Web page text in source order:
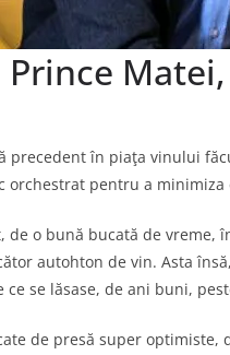
precedent în piaţa vinului
orchestrat pentru a minimiza
de o bună bucată de vreme,
autohton de vin. Asta
ce se lăsase, de ani buni,
de presă super